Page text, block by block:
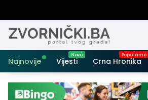
Najnovije Vijesti Crna Hronika